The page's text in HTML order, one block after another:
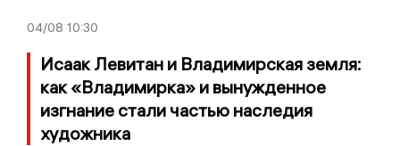
04/08 10:30
Исаак Левитан и Владимирская земля:
как «Владимирка» и вынужденное
изгнание стали частью наследия
художника